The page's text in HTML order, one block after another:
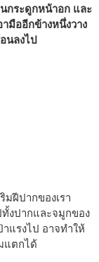
กระดูกหน้าอก และ
ามืออีกข้างหนึ่งวาง
นลงไป
มฝีปากของเรา
ทั้งปากและจมูกของ
าแรงไป อาจทำให้
แตกได้